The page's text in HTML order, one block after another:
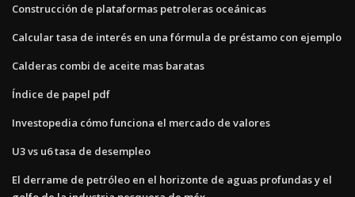
Construcción de plataformas petroleras oceánicas
Calcular tasa de interés en una fórmula de préstamo con ejemplo
Calderas combi de aceite mas baratas
Índice de papel pdf
Investopedia cómo funciona el mercado de valores
U3 vs u6 tasa de desempleo
El derrame de petróleo en el horizonte de aguas profundas y el